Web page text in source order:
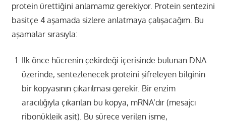
protein ürettiğini anlamamız gerekiyor. Protein sentezini
basitçe 4 aşamada sizlere anlatmaya çalışacağım. Bu
aşamalar sırasıyla:
İlk önce hücrenin çekirdeği içerisinde bulunan DNA
üzerinde, sentezlenecek proteini şifreleyen bilginin
bir kopyasının çıkarılması gerekir. Bir enzim
aracılığıyla çıkarılan bu kopya, mRNA’dır (mesajcı
ribonükleik asit). Bu sürece verilen isme,